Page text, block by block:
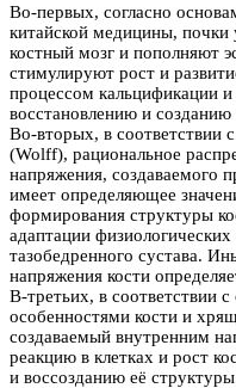
Во-первых, согласно
китайской медицины, почки
костный мозг и пополняют
стимулируют рост и
процессом кальцификации
восстановлению и созданию
Во-вторых, в соответствии
(Wolff), рациональное
напряжения, создаваемого
имеет определяющее
формирования структуры
адаптации
тазобедренного сустава.
напряжения кости
В-третьих, в соответствии
особенностями кости и
создаваемый внутренним
реакцию в клетках и рост
и воссозданию её